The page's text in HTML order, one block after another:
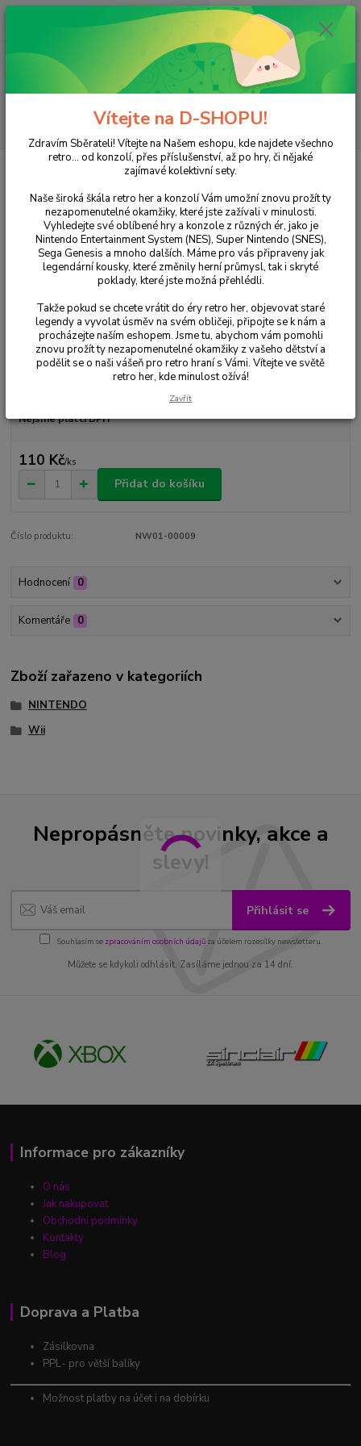
Menu
(Po-Pá, 15:00-20:00 hod.)
ks
0 Kč
Wii Rugby League 3
Rugby League 3
Ohodnotit produkt
Nejsme plátci DPH
110 Kč/ks
Přidat do košíku
Číslo produktu: NW01-00009
Hodnocení 0
Komentáře 0
Zboží zařazeno v kategoriích
NINTENDO
Wii
Nepropásněte novinky, akce a
slevy!
Přihlásit se
Souhlasím se zpracováním osobních údajůza účelem rozesílky newsletteru.
Můžete se kdykoli odhlásit. Zasíláme jednou za 14 dní.
Informace pro zákazníky
O nás
Jak nakupovat
Obchodní podmínky
Kontakty
Blog
Doprava a Platba
Zásilkovna
PPL- pro větší balíky
Možnost platby na účet i na dobírku
Vítejte na D-SHOPU!
Zdravím Sběrateli! Vítejte na Našem eshopu, kde najdete všechno
retro... od konzolí, přes příslušenství, až po hry, či nějaké
zajímavé kolektivní sety.
Naše široká škála retro her a konzolí Vám umožní znovu prožít ty
nezapomenutelné okamžiky, které jste zažívali v minulosti.
Vyhledejte své oblíbené hry a konzole z různých ér, jako je
Nintendo Entertainment System (NES), Super Nintendo (SNES),
Sega Genesis a mnoho dalších. Máme pro vás připraveny jak
legendární kousky, které změnily herní průmysl, tak i skryté
poklady, které jste možná přehlédli.
Takže pokud se chcete vrátit do éry retro her, objevovat staré
legendy a vyvolat úsměv na svém obličeji, připojte se k nám a
procházejte naším eshopem. Jsme tu, abychom vám pomohli
znovu prožít ty nezapomenutelné okamžiky z vašeho dětství a
podělit se o naši vášeň pro retro hraní s Vámi. Vítejte ve světě
retro her, kde minulost ožívá!
Zavřít